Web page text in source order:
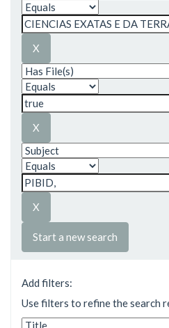
Start a new search
Add filters:
Use filters to refine the search